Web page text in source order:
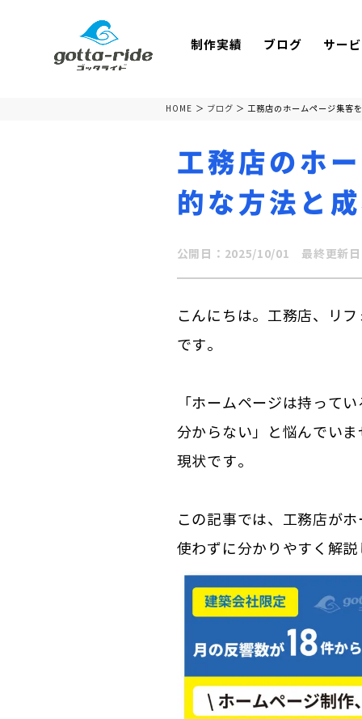
制作実績 ブログ サー
HOME ブログ 工務店のホームページ集客
工務店のホ
的な方法と
公開日：2025/10/01 最終更新
こんにちは。工務店、リ
です。
「ホームページは持って
分からない」と悩んでい
現状です。
この記事では、工務店が
使わずに分かりやすく解